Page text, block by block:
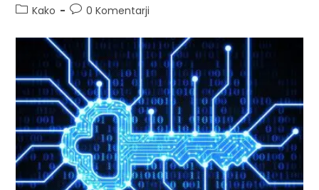
Kako
0 Komentarji